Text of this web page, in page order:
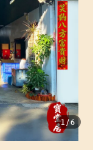
1 /6